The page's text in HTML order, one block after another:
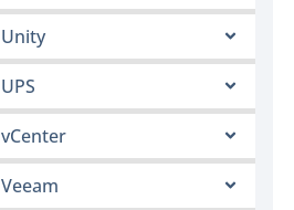
Unity
UPS
vCenter
Veeam